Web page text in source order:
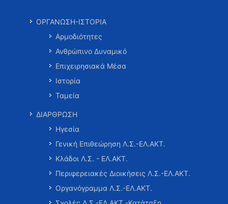
ΟΡΓΑΝΩΣΗ-ΙΣΤΟΡΙΑ
Αρμοδιότητες
Ανθρώπινο Δυναμικό
Επιχειρησιακά Μέσα
Ιστορία
Ταμεία
ΔΙΑΡΘΡΩΣΗ
Ηγεσία
Γενική Επιθεώρηση Λ.Σ.-ΕΛ.ΑΚΤ.
Κλάδοι Λ.Σ. - ΕΛ.ΑΚΤ.
Περιφερειακές Διοικήσεις Λ.Σ.-ΕΛ.ΑΚΤ.
Οργανόγραμμα Λ.Σ.-ΕΛ.ΑΚΤ.